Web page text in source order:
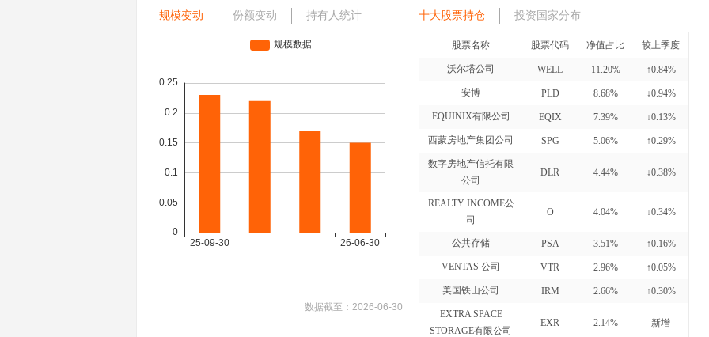
规模变动 份额变动 持有人统计
数据截至： 2026-06-30
十大股票持仓 投资国家分布
股票名称 股票代码 净值占比 较上季度
沃尔塔公司 WELL 11.20% ↑0.84%
安博 PLD 8.68% ↓0.94%
EQUINIX有限公司 EQIX 7.39% ↓0.13%
西蒙房地产集团公司 SPG 5.06% ↑0.29%
数字房地产信托有限
公司
DLR 4.44% ↓0.38%
REALTY INCOME公
司
O 4.04% ↓0.34%
公共存储 PSA 3.51% ↑0.16%
VENTAS 公司 VTR 2.96% ↑0.05%
美国铁山公司 IRM 2.66% ↑0.30%
EXTRA SPACE
STORAGE有限公司
EXR 2.14% 新增